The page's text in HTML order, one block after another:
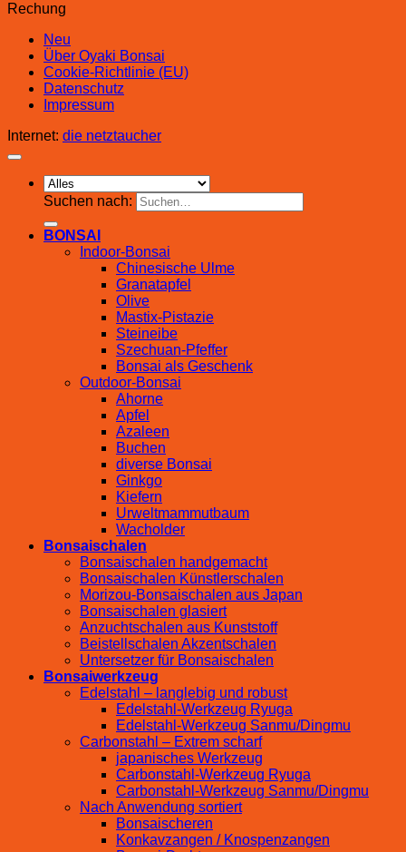
Rechung
Neu
Über Oyaki Bonsai
Cookie-Richtlinie (EU)
Datenschutz
Impressum
Internet: die netztaucher
Suchen nach:
BONSAI
Indoor-Bonsai
Chinesische Ulme
Granatapfel
Olive
Mastix-Pistazie
Steineibe
Szechuan-Pfeffer
Bonsai als Geschenk
Outdoor-Bonsai
Ahorne
Apfel
Azaleen
Buchen
diverse Bonsai
Ginkgo
Kiefern
Urweltmammutbaum
Wacholder
Bonsaischalen
Bonsaischalen handgemacht
Bonsaischalen Künstlerschalen
Morizou-Bonsaischalen aus Japan
Bonsaischalen glasiert
Anzuchtschalen aus Kunststoff
Beistellschalen Akzentschalen
Untersetzer für Bonsaischalen
Bonsaiwerkzeug
Edelstahl – langlebig und robust
Edelstahl-Werkzeug Ryuga
Edelstahl-Werkzeug Sanmu/Dingmu
Carbonstahl – Extrem scharf
japanisches Werkzeug
Carbonstahl-Werkzeug Ryuga
Carbonstahl-Werkzeug Sanmu/Dingmu
Nach Anwendung sortiert
Bonsaischeren
Konkavzangen / Knospenzangen